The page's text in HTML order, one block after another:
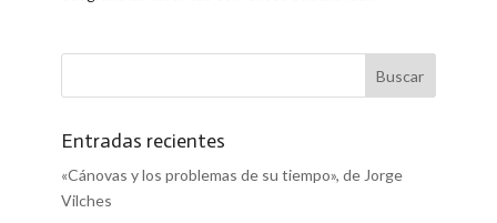
Entradas recientes
«Cánovas y los problemas de su tiempo», de Jorge
Vilches